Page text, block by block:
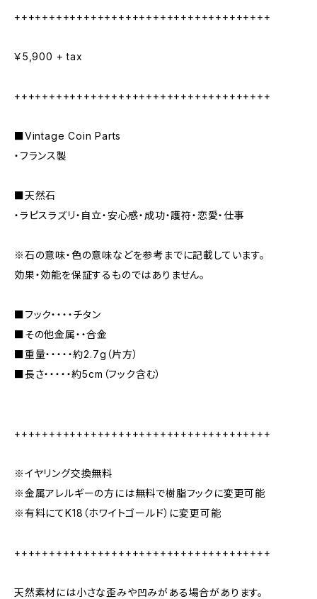
+++++++++++++++++++++++++++++++++++++
￥5,900 + tax
+++++++++++++++++++++++++++++++++++++
■Vintage Coin Parts
・フランス製
■天然石
・ラピスラズリ・自立・安心感・成功・護符・恋愛・仕事
※石の意味・色の意味などを参考までに記載しています。
効果・効能を保証するものではありません。
■フック・・・・チタン
■その他金属・・合金
■重量・・・・・約2.7g（片方）
■長さ・・・・・約5cm（フック含む）
+++++++++++++++++++++++++++++++++++++
※イヤリング交換無料
※金属アレルギーの方には無料で樹脂フックに変更可能
※有料にてK18（ホワイトゴールド）に変更可能
+++++++++++++++++++++++++++++++++++++
天然素材には小さな歪みや凹みがある場合があります。